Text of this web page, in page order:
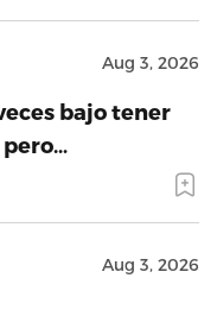
Aug 3, 2026
bajo tener
pero…
Aug 3, 2026